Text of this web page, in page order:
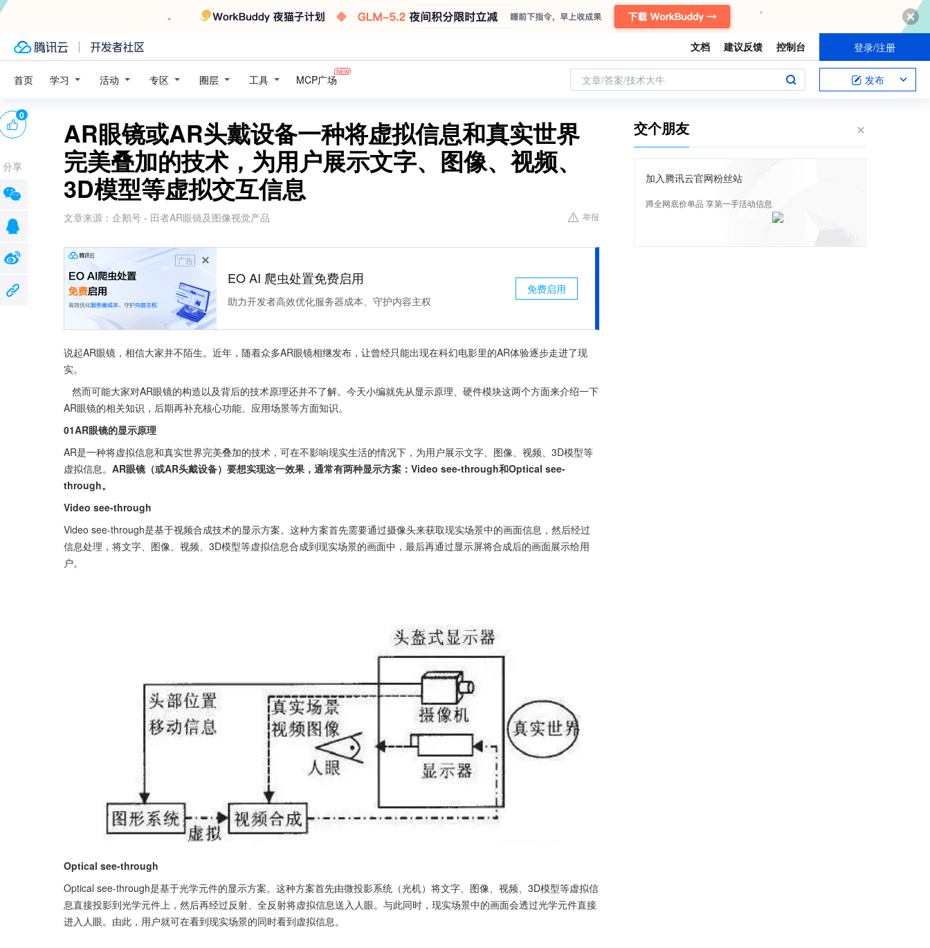
文档 建议反馈 控制台 登录/注册
首页 学习 活动 专区 圈层 工具 MCP广场 文章/答案/技术大牛 发布
AR眼镜或AR头戴设备一种将虚拟信息和真实世界
完美叠加的技术，为用户展示文字、图像、视频、
3D模型等虚拟交互信息
文章来源： 企鹅号 - 田者AR眼镜及图像视觉产品 举报
广告
EO AI 爬虫处置免费启用
助力开发者高效优化服务器成本、守护内容主权
免费启用
说起AR眼镜，相信大家并不陌生。近年，随着众多AR眼镜相继发布，让曾经只能出现在科幻电影里的AR体验逐步走进了现
实。
AR眼镜的相关知识，后期再补充核心功能、应用场景等方面知识。
01AR眼镜的显示原理
AR是一种将虚拟信息和真实世界完美叠加的技术，可在不影响现实生活的情况下，为用户展示文字、图像、视频、3D模型等
虚拟信息。 AR眼镜（或AR头戴设备）要想实现这一效果，通常有两种显示方案：Video see-through和Optical see-
through。
Video see-through
Video see-through是基于视频合成技术的显示方案。这种方案首先需要通过摄像头来获取现实场景中的画面信息，然后经过
信息处理，将文字、图像、视频、3D模型等虚拟信息合成到现实场景的画面中，最后再通过显示屏将合成后的画面展示给用
户。
Optical see-through
Optical see-through是基于光学元件的显示方案。这种方案首先由微投影系统（光机）将文字、图像、视频、3D模型等虚拟信
息直接投影到光学元件上，然后再经过反射、全反射将虚拟信息送入人眼。与此同时，现实场景中的画面会透过光学元件直接
进入人眼。由此，用户就可在看到现实场景的同时看到虚拟信息。
0
分享
交个朋友
加入腾讯云官网粉丝站
蹲全网底价单品 享第一手活动信息